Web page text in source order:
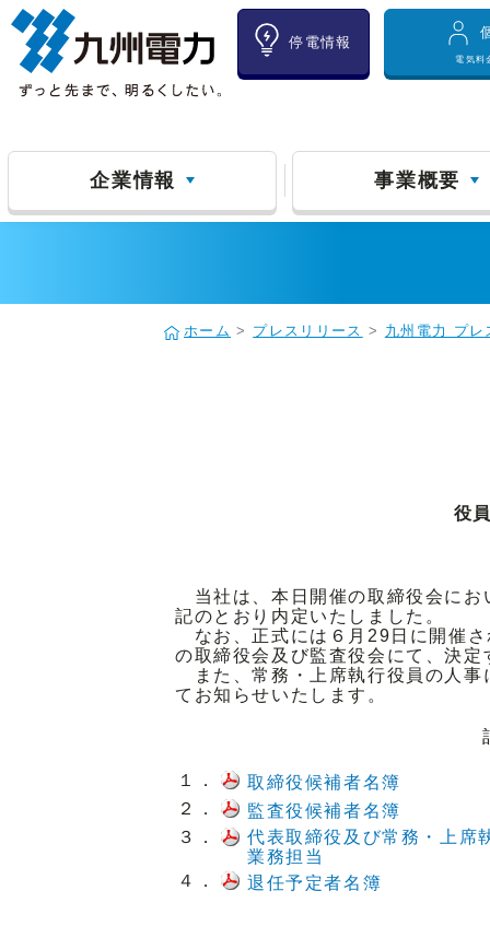
停電情報
電気料
企業情報 事業概要
ホーム > プレスリリース > 九州電力 プレ
役
当社は、本日開催の取締役会にお
記のとおり内定いたしました。
なお、正式には６月29日に開催
の取締役会及び監査役会にて、決定
また、常務・上席執行役員の人事
てお知らせいたします。
１．
取締役候補者名簿
２．
監査役候補者名簿
３．
代表取締役及び常務・上席
業務担当
４．
退任予定者名簿